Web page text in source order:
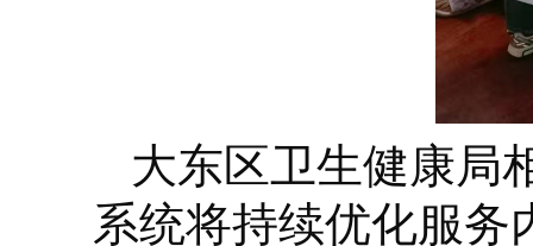
大东区卫生健康局
系统将持续优化服务